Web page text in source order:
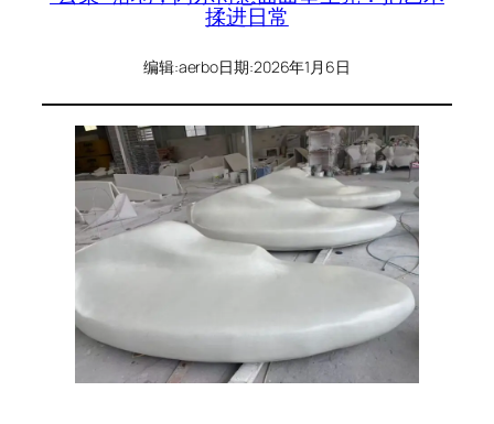
揉进日常
编辑:aerbo日期:2026年1月6日